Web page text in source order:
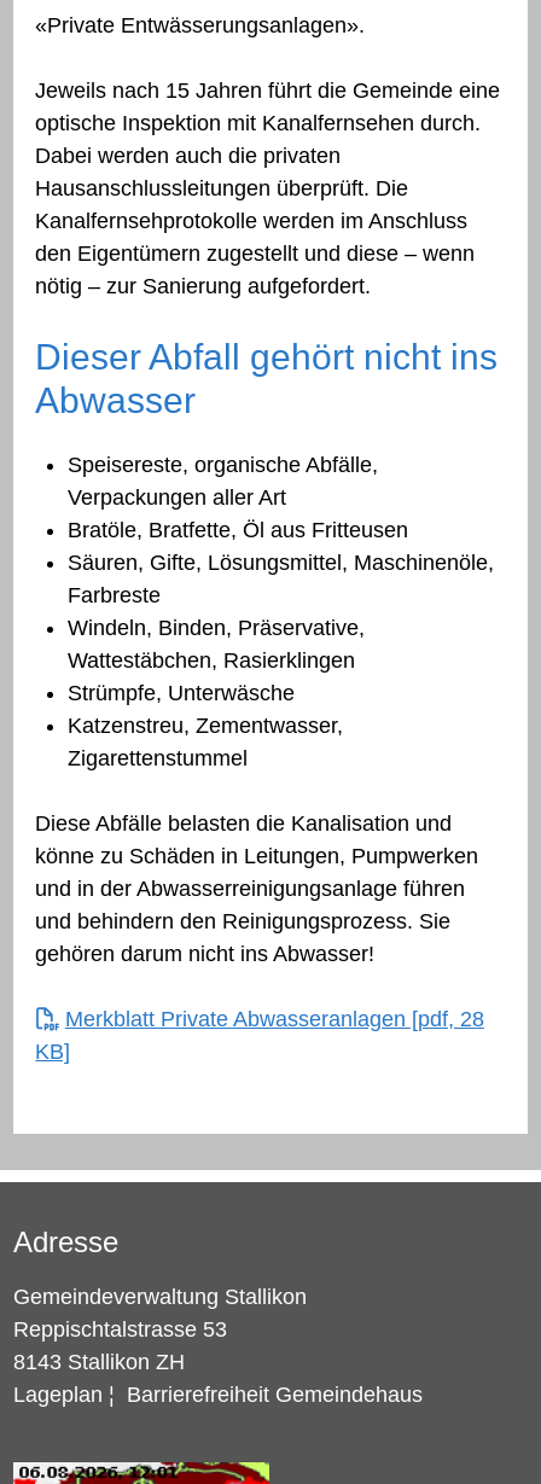
«Private Entwässerungsanlagen».
Jeweils nach 15 Jahren führt die Gemeinde eine
optische Inspektion mit Kanalfernsehen durch.
Dabei werden auch die privaten
Hausanschlussleitungen überprüft. Die
Kanalfernsehprotokolle werden im Anschluss
den Eigentümern zugestellt und diese – wenn
nötig – zur Sanierung aufgefordert.
Dieser Abfall gehört nicht ins
Abwasser
Speisereste, organische Abfälle,
Verpackungen aller Art
Bratöle, Bratfette, Öl aus Fritteusen
Säuren, Gifte, Lösungsmittel, Maschinenöle,
Farbreste
Windeln, Binden, Präservative,
Wattestäbchen, Rasierklingen
Strümpfe, Unterwäsche
Katzenstreu, Zementwasser,
Zigarettenstummel
Diese Abfälle belasten die Kanalisation und
könne zu Schäden in Leitungen, Pumpwerken
und in der Abwasserreinigungsanlage führen
und behindern den Reinigungsprozess. Sie
gehören darum nicht ins Abwasser!
Merkblatt Private Abwasseranlagen [pdf, 28
KB]
Adresse
Gemeindeverwaltung Stallikon
Reppischtalstrasse 53
8143 Stallikon ZH
Lageplan ¦ Barrierefreiheit Gemeindehaus